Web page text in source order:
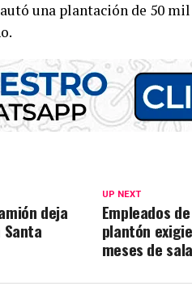
una plantación de 50
UP NEXT
Empleados
plantón
meses de
deja